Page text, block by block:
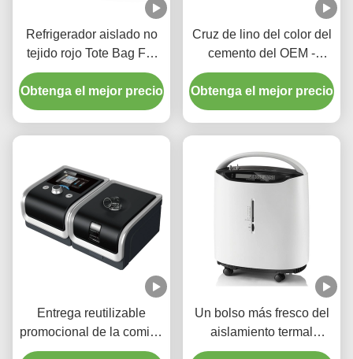
Refrigerador aislado no
tejido rojo Tote Bag For
Storage de Rosh Eco
Obtenga el mejor precio
Cruz de lino del color del
cemento del OEM -
impresión de la
transferencia de calor del
bolso del almuerzo del
Obtenga el mejor precio
Entrega reutilizable
promocional de la comida
de la pizza del bolso del
Un bolso más fresco del
aislamiento termal
reutilizable del bocadillo